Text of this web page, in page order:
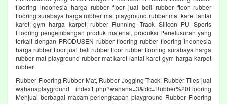
flooring indonesia harga rubber floor jual beli rubber floor rubber
flooring surabaya harga rubber mat playground rubber mat karet lantai
karet gym harga karpet rubber Running Track Silicon PU Sports
Flooring pengembangan produk material, produksi Penelusuran yang
terkait dengan PRODUSEN rubber flooring rubber flooring indonesia
harga rubber floor jual beli rubber floor rubber flooring surabaya harga
rubber mat playground rubber mat karet lantai karet gym harga karpet
rubber
Rubber Flooring Rubber Mat, Rubber Jogging Track, Rubber Tiles jual
wahanaplayground index1.php?wahana=3&idc=Rubber%20Flooring
Menjual berbagai macam perlengkapan playground Rubber Flooring